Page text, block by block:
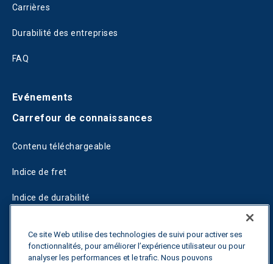
Carrières
Durabilité des entreprises
FAQ
Evénements
Carrefour de connaissances
Contenu téléchargeable
Indice de fret
Indice de durabilité
Guides
Ce site Web utilise des technologies de suivi pour activer ses
fonctionnalités, pour améliorer l’expérience utilisateur ou pour
analyser les performances et le trafic. Nous pouvons